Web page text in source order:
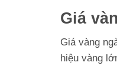
Giá
Giá vàng
hiệu vàng